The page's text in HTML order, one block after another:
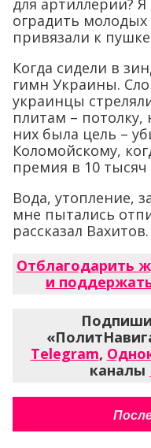
для артиллерии?
оградить
привязали к
Когда сидели в
гимн Украины.
украинцы
плитам – потолку,
них была цель –
Коломойскому,
премия в 10 тысяч
Вода, утопление,
мне пытались
рассказал Вахитов.
Отблагодарить
и
Telegram,
каналы